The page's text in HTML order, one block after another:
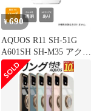
¥690
AQUOS R11 SH-51G
A601SH SH-M35 アクオ
ス R11 SH-51G A601SH
ハードケース ハードカ
バー 本体 保護 カバー
耐衝撃 スマホケース ス